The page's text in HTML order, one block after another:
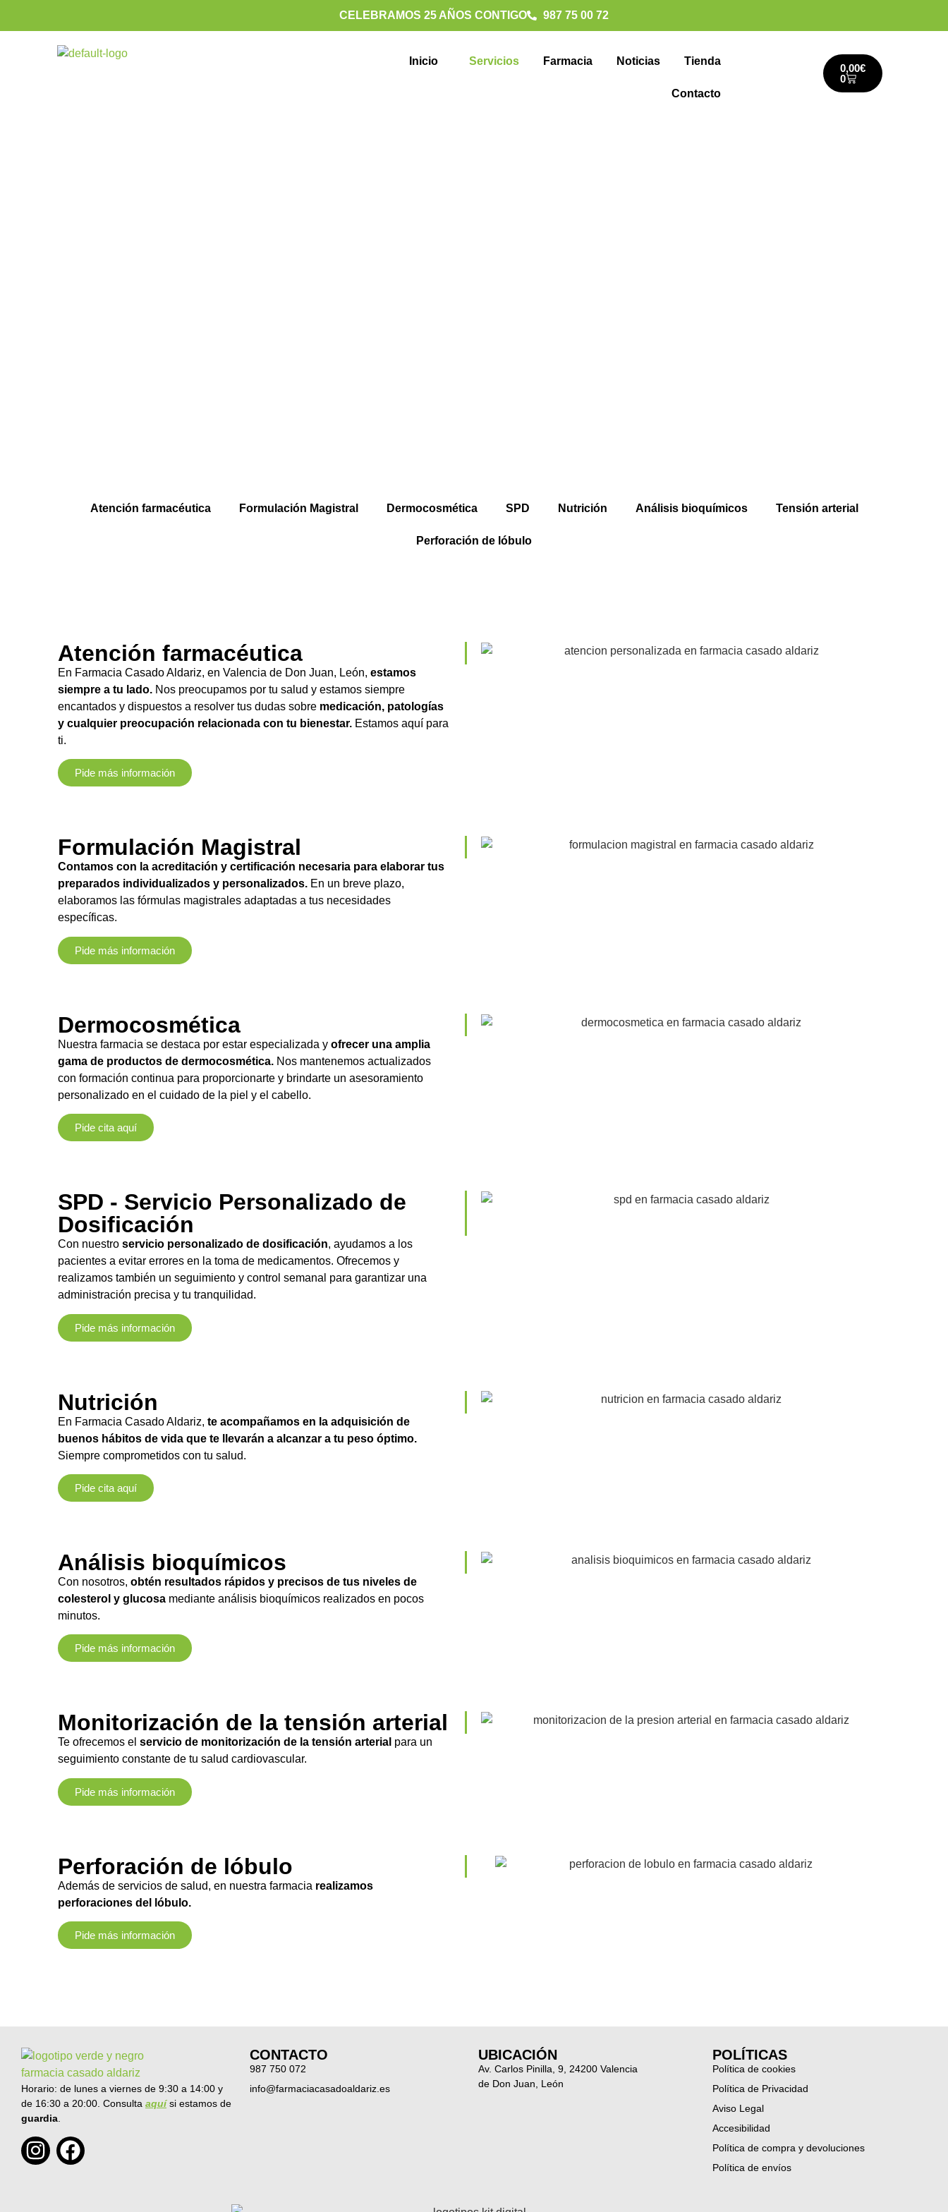
CELEBRAMOS 25 AÑOS CONTIGO 987 75 00 72
Inicio Servicios Farmacia Noticias Tienda
Contacto
0,00€
0
Atención farmacéutica Formulación Magistral Dermocosmética SPD Nutrición Análisis bioquímicos Tensión arterial
Perforación de lóbulo
Atención farmacéutica
En Farmacia Casado Aldariz, en Valencia de Don Juan, León, estamos
siempre a tu lado. Nos preocupamos por tu salud y estamos siempre
encantados y dispuestos a resolver tus dudas sobre medicación, patologías
y cualquier preocupación relacionada con tu bienestar. Estamos aquí para
ti.
Pide más información
Formulación Magistral
Contamos con la acreditación y certificación necesaria para elaborar tus
preparados individualizados y personalizados. En un breve plazo,
elaboramos las fórmulas magistrales adaptadas a tus necesidades
específicas.
Pide más información
Dermocosmética
Nuestra farmacia se destaca por estar especializada y ofrecer una amplia
gama de productos de dermocosmética. Nos mantenemos actualizados
con formación continua para proporcionarte y brindarte un asesoramiento
personalizado en el cuidado de la piel y el cabello.
Pide cita aquí
SPD - Servicio Personalizado de
Dosificación
Con nuestro servicio personalizado de dosificación, ayudamos a los
pacientes a evitar errores en la toma de medicamentos. Ofrecemos y
realizamos también un seguimiento y control semanal para garantizar una
administración precisa y tu tranquilidad.
Pide más información
Nutrición
En Farmacia Casado Aldariz, te acompañamos en la adquisición de
buenos hábitos de vida que te llevarán a alcanzar a tu peso óptimo.
Siempre comprometidos con tu salud.
Pide cita aquí
Análisis bioquímicos
Con nosotros, obtén resultados rápidos y precisos de tus niveles de
colesterol y glucosa mediante análisis bioquímicos realizados en pocos
minutos.
Pide más información
Monitorización de la tensión arterial
Te ofrecemos el servicio de monitorización de la tensión arterial para un
seguimiento constante de tu salud cardiovascular.
Pide más información
Perforación de lóbulo
Además de servicios de salud, en nuestra farmacia realizamos
perforaciones del lóbulo.
Pide más información
Horario: de lunes a viernes de 9:30 a 14:00 y
de 16:30 a 20:00. Consulta aquísi estamos de
guardia
CONTACTO
987 750 072
info@farmaciacasadoaldariz.es
UBICACIÓN
Av. Carlos Pinilla, 9, 24200 Valencia
de Don Juan, León
POLÍTICAS
Política de cookies
Política de Privacidad
Aviso Legal
Accesibilidad
Política de compra y devoluciones
Política de envíos